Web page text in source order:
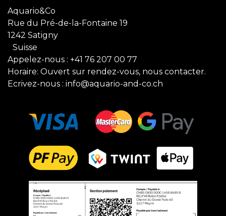
Aquario&Co
Rue du Pré-de-la-Fontaine 19
1242 Satigny
Suisse
Appelez-nous : +41 76 207 00 77
Horaire: Ouvert sur rendez-vous, nous contacter.
Ecrivez-nous : info@aquario-and-co.ch